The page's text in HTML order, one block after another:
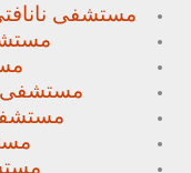
مستشفى